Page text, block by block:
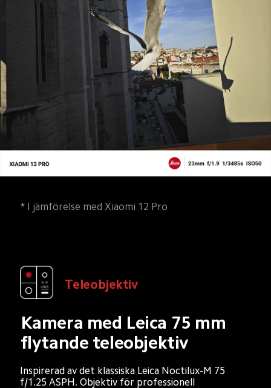
* I jämförelse med Xiaomi 12 Pro
Teleobjektiv
Kamera med Leica 75 mm
flytande teleobjektiv
Inspirerad av det klassiska Leica Noctilux-M 75
f/1.25 ASPH. Objektiv för professionell